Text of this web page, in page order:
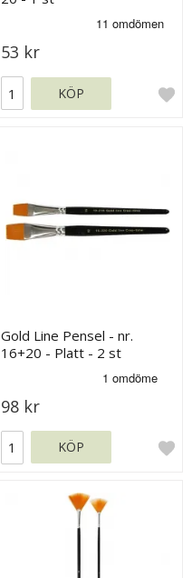
53 kr
KÖP
Gold Line Pensel - nr.
16+20 - Platt - 2 st
98 kr
KÖP